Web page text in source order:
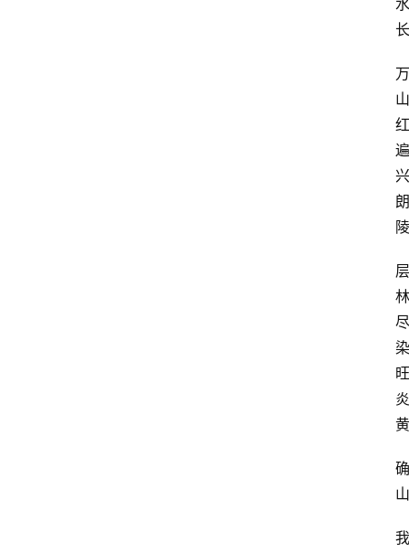
水
长
万
山
红
遍
兴
朗
陵
层
林
尽
染
旺
炎
黄
确
山
我